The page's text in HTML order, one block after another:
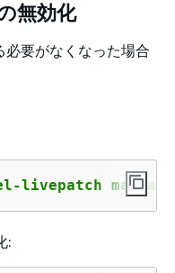
無効化
必要がなくなった場合
livepatch manual
: